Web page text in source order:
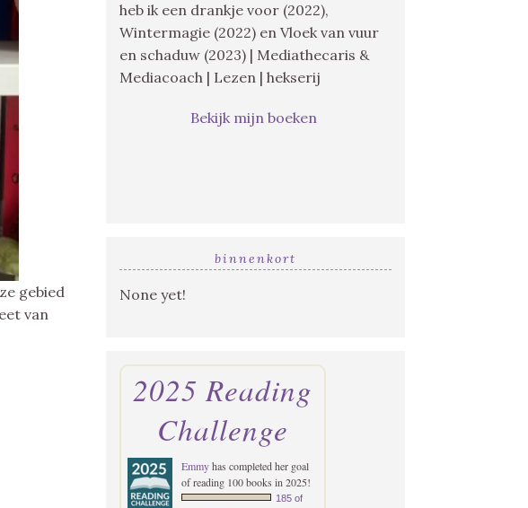
gebied
van
heb ik een drankje voor (2022),
Wintermagie (2022) en Vloek van vuur
en schaduw (2023) | Mediathecaris &
Mediacoach | Lezen | hekserij
Bekijk mijn boeken
binnenkort
None yet!
2025 Reading
Challenge
Emmyhas completed her goal
of reading 100 books in 2025!
185 of